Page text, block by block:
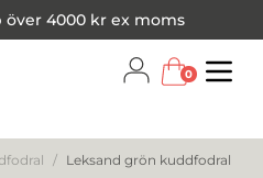
över 4000 kr ex moms
0
/ Leksand grön kuddfodral